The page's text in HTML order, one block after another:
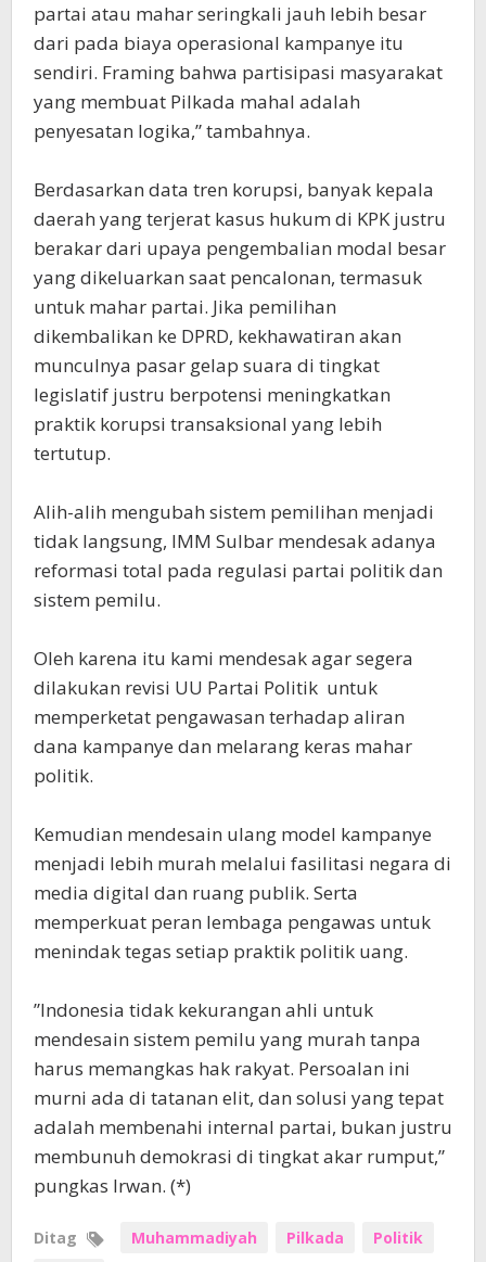
partai atau mahar seringkali jauh lebih besar
dari pada biaya operasional kampanye itu
sendiri. Framing bahwa partisipasi masyarakat
yang membuat Pilkada mahal adalah
penyesatan logika,” tambahnya.
‎​Berdasarkan data tren korupsi, banyak kepala
daerah yang terjerat kasus hukum di KPK justru
berakar dari upaya pengembalian modal besar
yang dikeluarkan saat pencalonan, termasuk
untuk mahar partai. Jika pemilihan
dikembalikan ke DPRD, kekhawatiran akan
munculnya pasar gelap suara di tingkat
legislatif justru berpotensi meningkatkan
praktik korupsi transaksional yang lebih
tertutup.
Alih-alih mengubah sistem pemilihan menjadi
tidak langsung, IMM Sulbar mendesak adanya
reformasi total pada regulasi partai politik dan
sistem pemilu.
‎Oleh karena itu kami mendesak agar segera
dilakukan ​revisi UU Partai Politik untuk
memperketat pengawasan terhadap aliran
dana kampanye dan melarang keras mahar
politik.
‎​Kemudian mendesain ulang model kampanye
menjadi lebih murah melalui fasilitasi negara di
media digital dan ruang publik. ​Serta
memperkuat peran lembaga pengawas untuk
menindak tegas setiap praktik politik uang.
‎​”Indonesia tidak kekurangan ahli untuk
mendesain sistem pemilu yang murah tanpa
harus memangkas hak rakyat. Persoalan ini
murni ada di tatanan elit, dan solusi yang tepat
adalah membenahi internal partai, bukan justru
membunuh demokrasi di tingkat akar rumput,”
pungkas Irwan. (*)
Ditag Muhammadiyah Pilkada Politik